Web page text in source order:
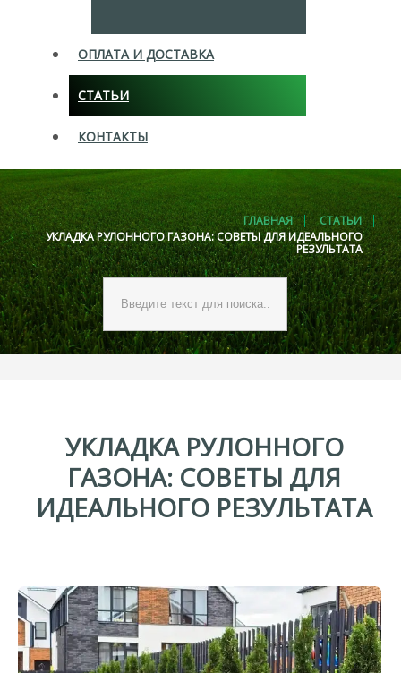
ОПЛАТА И ДОСТАВКА
СТАТЬИ
КОНТАКТЫ
ГЛАВНАЯ
СТАТЬИ
УКЛАДКА РУЛОННОГО ГАЗОНА: СОВЕТЫ ДЛЯ ИДЕАЛЬНОГО
РЕЗУЛЬТАТА
Искать...
УКЛАДКА РУЛОННОГО
ГАЗОНА: СОВЕТЫ ДЛЯ
ИДЕАЛЬНОГО РЕЗУЛЬТАТА